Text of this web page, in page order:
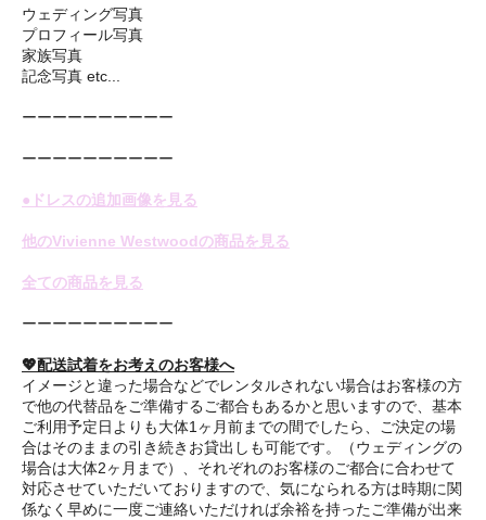
ウェディング写真
プロフィール写真
家族写真
記念写真 etc...
ーーーーーーーーーー
ーーーーーーーーーー
●ドレスの追加画像を見る
他のVivienne Westwoodの商品を見る
全ての商品を見る
ーーーーーーーーーー
💖配送試着をお考えのお客様へ
イメージと違った場合などでレンタルされない場合はお客様の方
で他の代替品をご準備するご都合もあるかと思いますので、基本
ご利用予定日よりも大体1ヶ月前までの間でしたら、ご決定の場
合はそのままの引き続きお貸出しも可能です。（ウェディングの
場合は大体2ヶ月まで）、それぞれのお客様のご都合に合わせて
対応させていただいておりますので、気になられる方は時期に関
係なく早めに一度ご連絡いただければ余裕を持ったご準備が出来